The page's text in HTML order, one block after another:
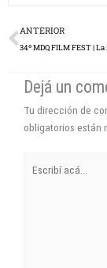
Prev
ANTERIOR
Dejá un
Tu dirección de
obligatorios están
acá...